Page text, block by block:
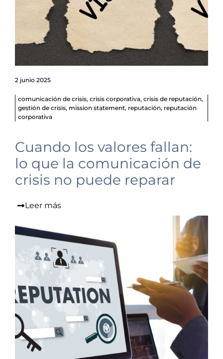
2 junio 2025
comunicación de crisis, crisis corporativa, crisis de reputación,
gestión de crisis, mission statement, reputación, reputación
corporativa
Cuando los valores fallan:
lo que la comunicación de
crisis no puede reparar
Leer más